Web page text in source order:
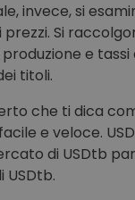
invece, si
Si
e
titoli.
che ti dica
e veloce.
di USDtb